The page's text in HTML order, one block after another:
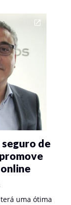
de
uma ótima